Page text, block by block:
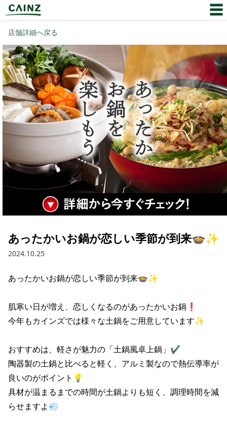
店舗詳細へ戻る
あったかいお鍋が恋しい季節が到来🍲✨
2024.10.25
あったかいお鍋が恋しい季節が到来🍲✨
肌寒い日が増え、恋しくなるのがあったかいお鍋❗
今年もカインズでは様々な土鍋をご用意しています✨
おすすめは、軽さが魅力の「土鍋風卓上鍋」✔
陶器製の土鍋と比べると軽く、アルミ製なので熱伝導率が
良いのがポイント💡
具材が温まるまでの時間が土鍋よりも短く、調理時間を減
らせますよ💨